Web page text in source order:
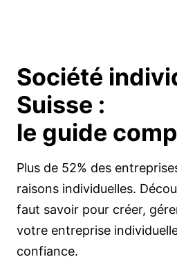
Société
Suisse :
le guide
Plus de 52% des
raisons individuelles.
faut savoir pour créer,
votre entreprise
confiance.